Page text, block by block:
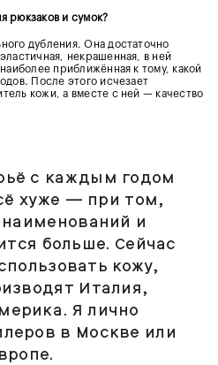
рюкзаков и сумок?
дубления. Она достаточно
некрашенная, в ней
приближённая к тому, какой
После этого исчезает
кожи, а вместе с ней — качество
с каждым годом
хуже — при том,
и
больше. Сейчас
кожу,
Италия,
Я лично
в Москве или